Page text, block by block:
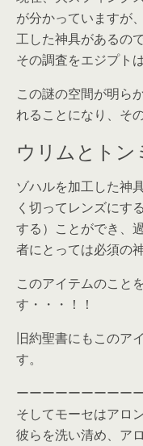
が分かっていますが
工した神具があるの
その調査をエジプト
この謎の空間が明ら
れることになり、そ
ウリムとトン
ゾハルを加工した神
く切ってレンズにす
する）ことができ、
者にとっては必須の
このアイテムのこと
す・・・！！
旧約聖書にもこのア
す。
ーーーーーーーーー
そしてモーセはアロ
彼らを洗い清め、ア